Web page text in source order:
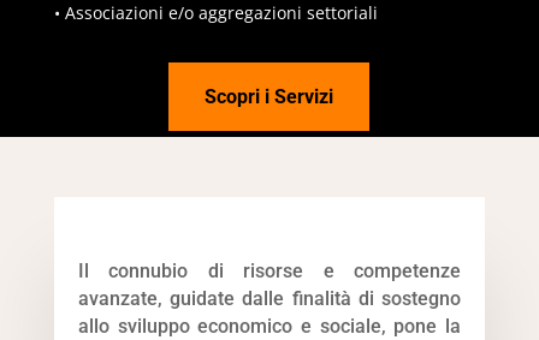
• Associazioni e/o aggregazioni settoriali
Scopri i Servizi
Il connubio di risorse e competenze
avanzate, guidate dalle finalità di sostegno
allo sviluppo economico e sociale, pone la